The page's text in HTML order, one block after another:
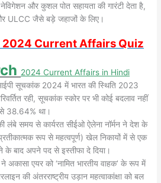
नेविगेशन और कुशल पोत सहायता की गारंटी देता है,
ULCC जैसे बड़े जहाजों के लिए।
2024 Current Affairs Quiz
2024 Current Affairs in Hindi
आईपी सूचकांक 2024 में भारत की स्थिति 2023
रही, सूचकांक स्कोर पर भी कोई बदलाव नहीं
38.64% था।
लंबे समय से कार्यरत सीईओ ऐलेना नॉर्मन ने देश के
रूप से महत्वपूर्ण) खेल निकायों में से एक
के बाद अपने पद से इस्तीफा दे दिया।
ने अकासा एयर को ‘नामित भारतीय वाहक’ के रूप में
की अंतरराष्ट्रीय उड़ान महत्वाकांक्षा को बल